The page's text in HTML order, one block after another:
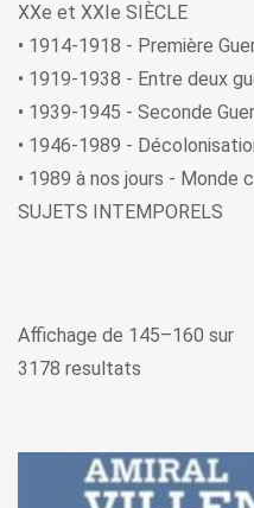
XXe et XXIe SIÈCLE
• 1914-1918 - Première
• 1919-1938 - Entre deux
• 1939-1945 - Seconde
• 1946-1989 -
• 1989 à nos jours - Monde
SUJETS INTEMPORELS
Affichage de 145–160 sur
3178 resultats